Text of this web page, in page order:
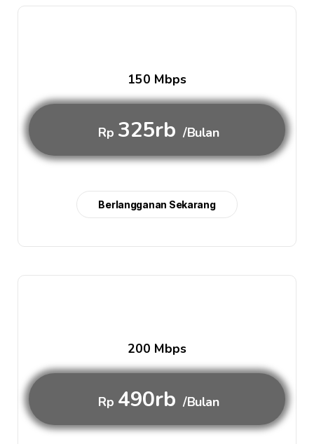
150 Mbps
Rp 325rb /Bulan
Berlangganan Sekarang
200 Mbps
Rp 490rb /Bulan